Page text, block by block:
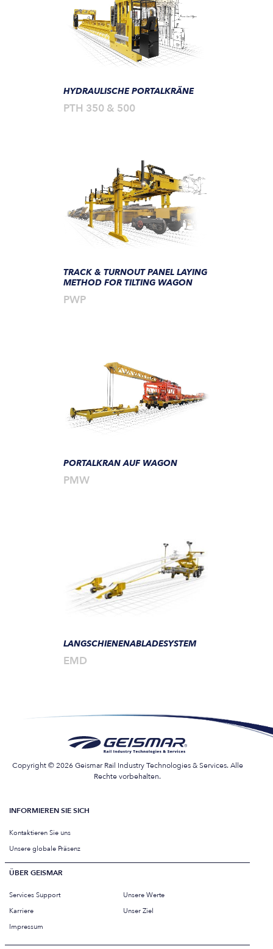
HYDRAULISCHE PORTALKRÄNE
PTH 350 & 500
TRACK & TURNOUT PANEL LAYING
METHOD FOR TILTING WAGON
PWP
PORTALKRAN AUF WAGON
PMW
LANGSCHIENENABLADESYSTEM
EMD
Copyright © 2026 Geismar Rail Industry Technologies & Services. Alle
Rechte vorbehalten.
INFORMIEREN SIE SICH
Kontaktieren Sie uns
Unsere globale Präsenz
ÜBER GEISMAR
Services Support
Unsere Werte
Karriere
Unser Ziel
Impressum